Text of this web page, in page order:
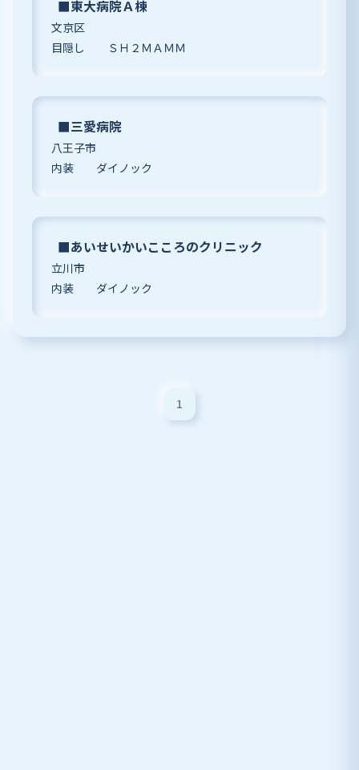
■東大病院Ａ棟
文京区
目隠し ＳＨ２ＭＡＭＭ
■三愛病院
八王子市
内装 ダイノック
■あいせいかいこころのクリニック
立川市
内装 ダイノック
1